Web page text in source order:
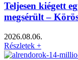
Teljesen kiégett
megsérült –
2026.08.06.
Részletek +